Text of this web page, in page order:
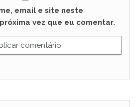
email e site neste
vez que eu comentar.